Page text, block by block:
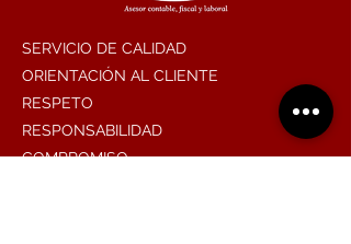
SERVICIO DE CALIDAD
ORIENTACIÓN AL CLIENTE
RESPETO
RESPONSABILIDAD
COMPROMISO